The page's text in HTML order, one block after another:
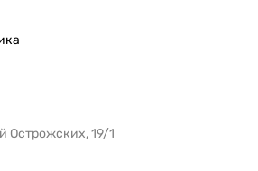
Острожских, 19/1